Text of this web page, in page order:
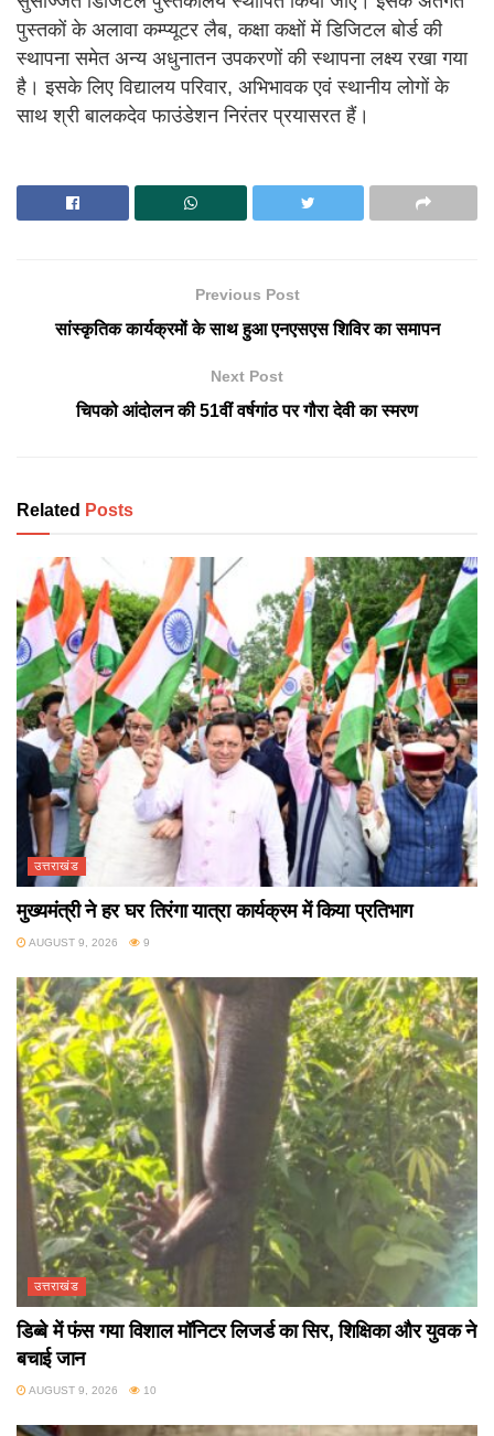
पुस्तकों के अलावा कम्प्यूटर लैब, कक्षा कक्षों में डिजिटल बोर्ड की
स्थापना समेत अन्य अधुनातन उपकरणों की स्थापना लक्ष्य रखा गया
है। इसके लिए विद्यालय परिवार, अभिभावक एवं स्थानीय लोगों के
साथ श्री बालकदेव फाउंडेशन निरंतर प्रयासरत हैं।
Previous Post
सांस्कृतिक कार्यक्रमों के साथ हुआ एनएसएस शिविर का समापन
Next Post
चिपको आंदोलन की 51वीं वर्षगांठ पर गौरा देवी का स्मरण
Related Posts
उत्तराखंड
मुख्यमंत्री ने हर घर तिरंगा यात्रा कार्यक्रम में किया प्रतिभाग
AUGUST 9, 2026 9
उत्तराखंड
डिब्बे में फंस गया विशाल मॉनिटर लिजर्ड का सिर, शिक्षिका और युवक ने
बचाई जान
AUGUST 9, 2026 10